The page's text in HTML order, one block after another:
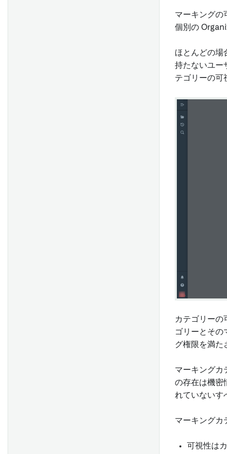
マーキングの
個別の
ほとんどの場
持たないユー
テゴリーの可
カテゴリー
ゴリーとその
グ権限を満た
マーキングカ
の存在は機密
れていないす
マーキングカ
可視性は